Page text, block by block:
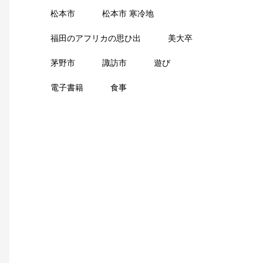
松本市 松本市 寒冷地
福田のアフリカの思ひ出 美大卒
茅野市 諏訪市 遊び
電子書籍 食事